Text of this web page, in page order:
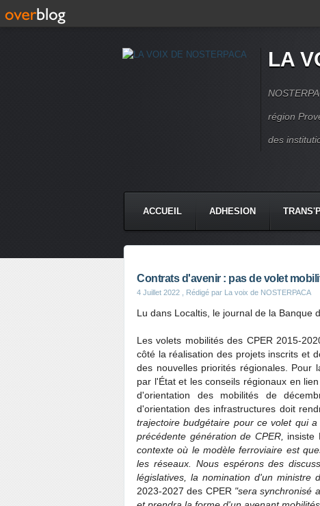
LA
région
des
ACCUEIL ADHESION
Contrats d'avenir : pas de volet
4 Juillet 2022 , Rédigé par La voix de NOSTERPACA
Lu dans Localtis, le journal de la Banque
Les volets mobilités des CPER 2015-
côté la réalisation des projets inscrits et
des nouvelles priorités régionales. Pour
par l'État et les conseils régionaux en
d'orientation des mobilités de
d'orientation des infrastructures doit
trajectoire budgétaire pour ce volet qui
précédente génération de CPER, insiste
contexte où le modèle ferroviaire est
les réseaux. Nous espérons des
législatives, la nomination d'un ministre
2023-2027 des CPER "sera synchronisé